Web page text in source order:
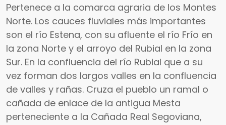
Pertenece a la comarca agraria de los Montes
Norte. Los cauces fluviales más importantes
son el río Estena, con su afluente el río Frío en
la zona Norte y el arroyo del Rubial en la zona
Sur. En la confluencia del río Rubial que a su
vez forman dos largos valles en la confluencia
de valles y rañas. Cruza el pueblo un ramal o
cañada de enlace de la antigua Mesta
perteneciente a la Cañada Real Segoviana,